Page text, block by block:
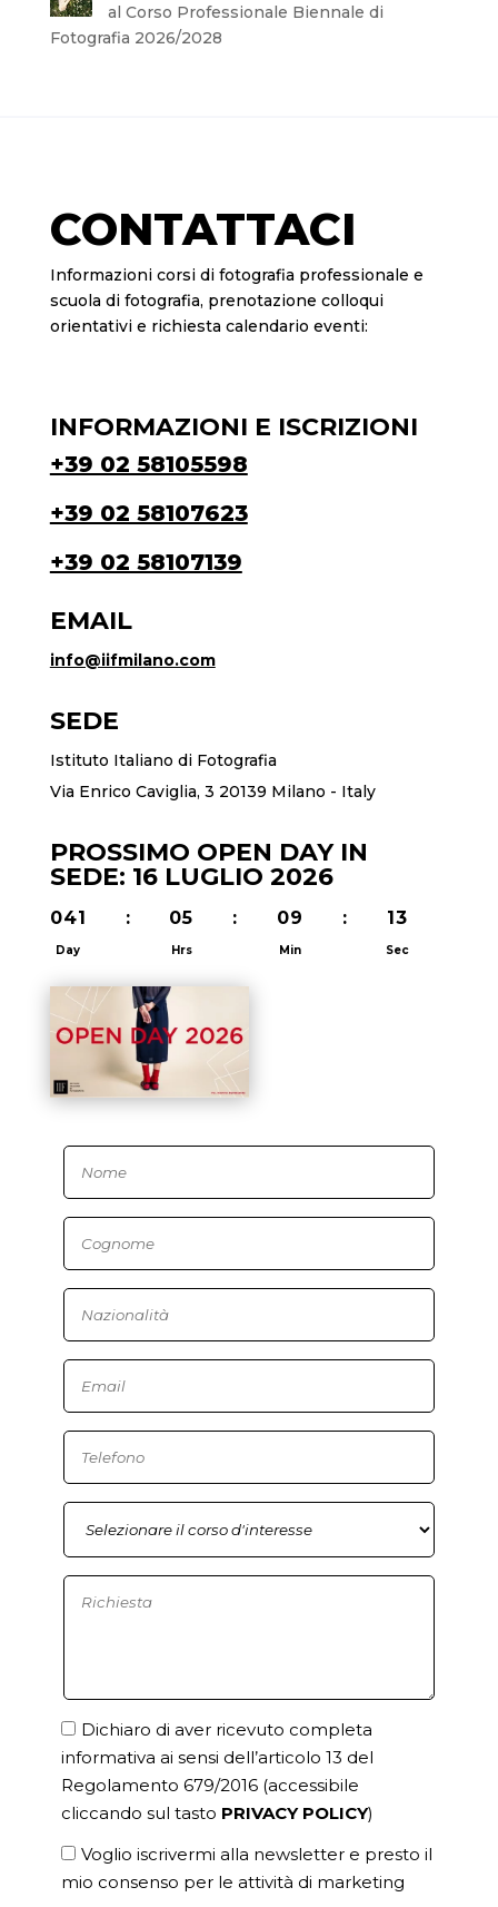
al Corso Professionale Biennale di
Fotografia 2026/2028
CONTATTACI
Informazioni corsi di fotografia professionale e
scuola di fotografia, prenotazione colloqui
orientativi e richiesta calendario eventi:
INFORMAZIONI E ISCRIZIONI
+39 02 58105598
+39 02 58107623
+39 02 58107139
EMAIL
info@iifmilano.com
SEDE
Istituto Italiano di Fotografia
Via Enrico Caviglia, 3 20139 Milano - Italy
PROSSIMO OPEN DAY IN
SEDE: 16 LUGLIO 2026
041
Day
: 05
Hrs
: 09
Min
: 12
Sec
Dichiaro di aver ricevuto completa
informativa ai sensi dell’articolo 13 del
Regolamento 679/2016 (accessibile
cliccando sul tasto PRIVACY POLICY)
Voglio iscrivermi alla newsletter e presto il
mio consenso per le attività di marketing